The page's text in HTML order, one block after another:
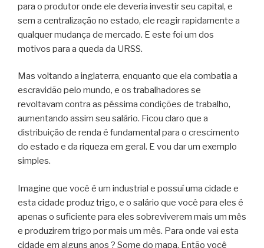
para o produtor onde ele deveria investir seu capital, e
sem a centralização no estado, ele reagir rapidamente a
qualquer mudança de mercado. E este foi um dos
motivos para a queda da URSS.
Mas voltando a inglaterra, enquanto que ela combatia a
escravidão pelo mundo, e os trabalhadores se
revoltavam contra as péssima condições de trabalho,
aumentando assim seu salário. Ficou claro que a
distribuição de renda é fundamental para o crescimento
do estado e da riqueza em geral. E vou dar um exemplo
simples.
Imagine que você é um industrial e possuí uma cidade e
esta cidade produz trigo, e o salário que você para eles é
apenas o suficiente para eles sobreviverem mais um mês
e produzirem trigo por mais um mês. Para onde vai esta
cidade em alguns anos ? Some do mapa. Então você